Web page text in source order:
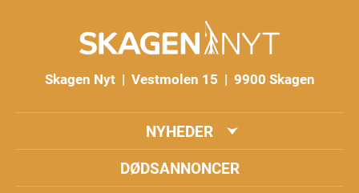
Skagen Nyt | Vestmolen 15 | 9900 Skagen
NYHEDER
DØDSANNONCER